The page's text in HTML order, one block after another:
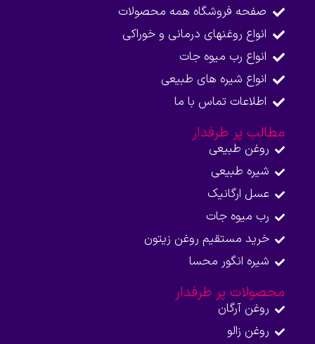
صفحه فروشگاه همه محصولات​
انواع روغنهای درمانی و خوراکی
انواع رب میوه جات
انواع شیره های طبیعی
اطلاعات تماس با ما​
مطالب پر طرفدار
روغن طبیعی
شیره طبیعی
عسل ارگانیک
رب میوه جات
خرید مستقیم روغن زیتون
شیره انگور محسا
محصولات پر طرفدار
روغن آرگان
روغن زالو